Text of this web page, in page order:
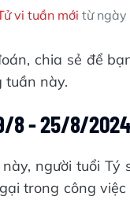
vi tuần mới từ ngày
chia sẻ để
tuần này.
8 - 25/8/
người tuổi
trong công